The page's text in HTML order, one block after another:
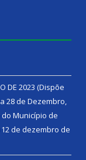
DE 2023 (Dispõe
28 de Dezembro,
Município de
12 de dezembro de